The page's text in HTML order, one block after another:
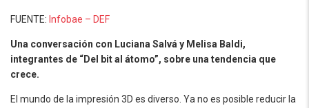
FUENTE: Infobae – DEF
Una conversación con Luciana Salvá y Melisa Baldi,
integrantes de “Del bit al átomo”, sobre una tendencia que
crece.
El mundo de la impresión 3D es diverso. Ya no es posible reducir la